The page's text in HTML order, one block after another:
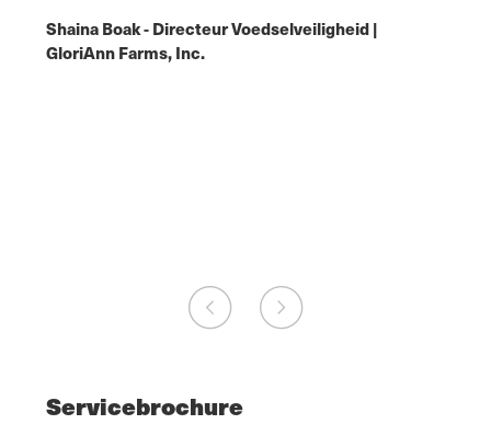
Shaina Boak - Directeur Voedselveiligheid |
GloriAnn Farms, Inc.
Servicebrochure